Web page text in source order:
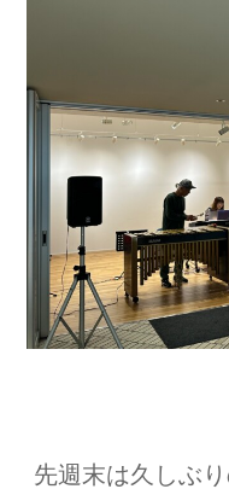
先週末は久しぶ